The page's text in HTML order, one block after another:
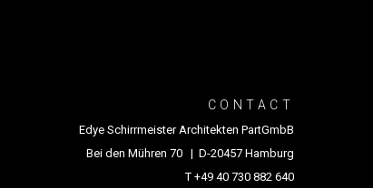
CONTACT
Edye Schirrmeister Architekten PartGmbB
Bei den Mühren 70 | D-20457 Hamburg
T +49 40 730 882 640